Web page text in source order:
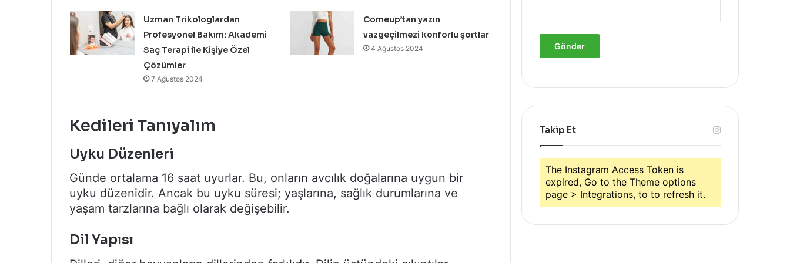
Uzman Trikologlardan
Profesyonel Bakım: Akademi
Saç Terapi ile Kişiye Özel
Çözümler
7 Ağustos 2024
Comeup’tan yazın
vazgeçilmezi konforlu şortlar
4 Ağustos 2024
Kedileri Tanıyalım
Uyku Düzenleri
Günde ortalama 16 saat uyurlar. Bu, onların avcılık doğalarına uygun bir
uyku düzenidir. Ancak bu uyku süresi; yaşlarına, sağlık durumlarına ve
yaşam tarzlarına bağlı olarak değişebilir.
Dil Yapısı
Takip Et
The Instagram Access Token is
expired, Go to the Theme options
page > Integrations, to to refresh it.